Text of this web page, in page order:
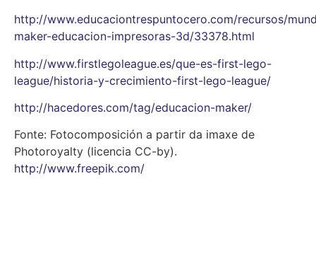
http://www.educaciontrespuntocero.com/recursos/
maker-educacion-impresoras-3d/33378.html
http://www.firstlegoleague.es/que-es-first-lego-
league/historia-y-crecimiento-first-lego-league/
http://hacedores.com/tag/educacion-maker/
Fonte: Fotocomposición a partir da imaxe de
Photoroyalty (licencia CC-by).
http://www.freepik.com/